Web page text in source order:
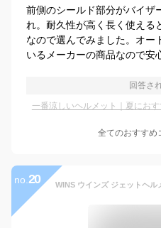
前側のシールド部分がバイザ
れ。耐久性が高く長く使える
なので選んでみました。オー
いるメーカーの商品なので安
回答さ
一番涼しいヘルメット｜夏にお
全てのおすすめ
no. 20